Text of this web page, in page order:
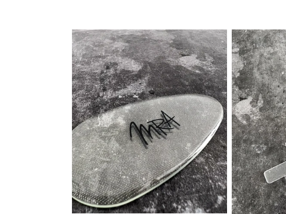
e
c
c
i
ó
n